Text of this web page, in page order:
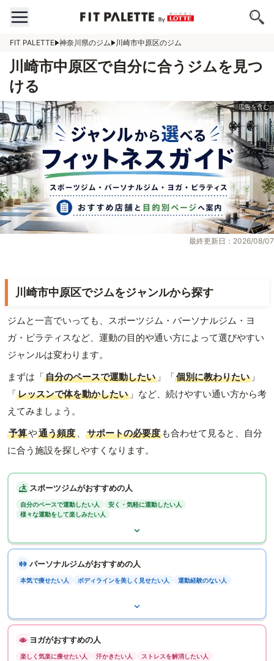
FIT PALETTE 神奈川県のジム 川崎市中原区のジム
川崎市中原区で自分に合うジムを見つ
ける
最終更新日：2026/08/07
川崎市中原区でジムをジャンルから探す
ジムと一言でいっても、スポーツジム・パーソナルジム・ヨ
ガ・ピラティスなど、運動の目的や通い方によって選びやすい
ジャンルは変わります。
まずは「自分のペースで運動したい 」「個別に教わりたい 」
「レッスンで体を動かしたい 」など、続けやすい通い方から考
えてみましょう。
予算や通う頻度 、 サポートの必要度 も合わせて見ると、自分
に合う施設を探しやすくなります。
スポーツジムがおすすめの人
自分のペースで運動したい人
安く・気軽に運動したい人
様々な運動をして楽しみたい人
パーソナルジムがおすすめの人
本気で痩せたい人 ボディラインを美しく見せたい人 運動経験のない人
ヨガがおすすめの人
楽しく気楽に痩せたい人 汗かきたい人 ストレスを解消したい人